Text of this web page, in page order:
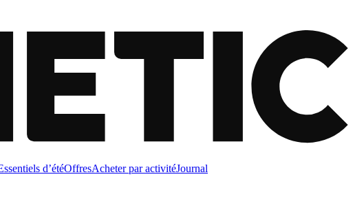
d’étéOffresAcheter par activitéJournal